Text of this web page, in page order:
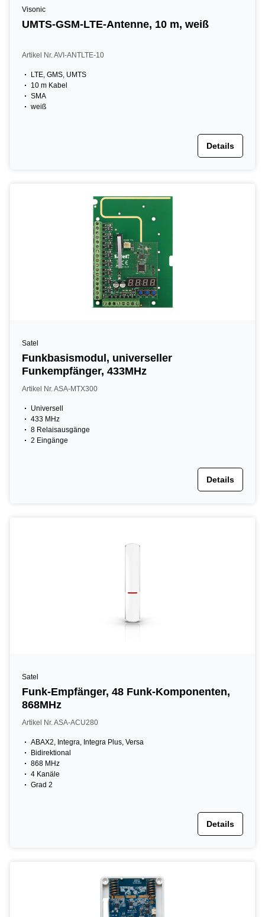
Visonic
UMTS-GSM-LTE-Antenne, 10 m, weiß
Artikel Nr. AVI-ANTLTE-10
LTE, GMS, UMTS
10 m Kabel
SMA
weiß
Details
Satel
Funkbasismodul, universeller
Funkempfänger, 433MHz
Artikel Nr. ASA-MTX300
Universell
433 MHz
8 Relaisausgänge
2 Eingänge
Details
Satel
Funk-Empfänger, 48 Funk-Komponenten,
868MHz
Artikel Nr. ASA-ACU280
ABAX2, Integra, Integra Plus, Versa
Bidirektional
868 MHz
4 Kanäle
Grad 2
Details